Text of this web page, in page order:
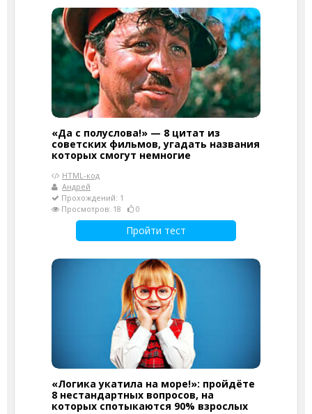
«Да с полуслова!» — 8 цитат из
советских фильмов, угадать названия
которых смогут немногие
HTML-код
Андрей
Прохождений: 1
Просмотров: 18
0
Пройти тест
«Логика укатила на море!»: пройдёте
8 нестандартных вопросов, на
которых спотыкаются 90% взрослых